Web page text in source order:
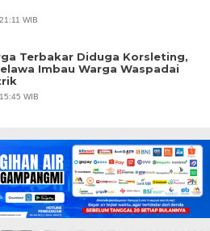
WIB
Terbakar Diduga Korsleting,
Imbau Warga Waspadai
WIB